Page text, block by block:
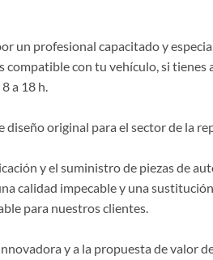
un profesional capacitado y
compatible con tu vehículo, si
a 18 h.
original para el sector de la
y el suministro de piezas de
calidad impecable y una
para nuestros clientes.
y a la propuesta de valor